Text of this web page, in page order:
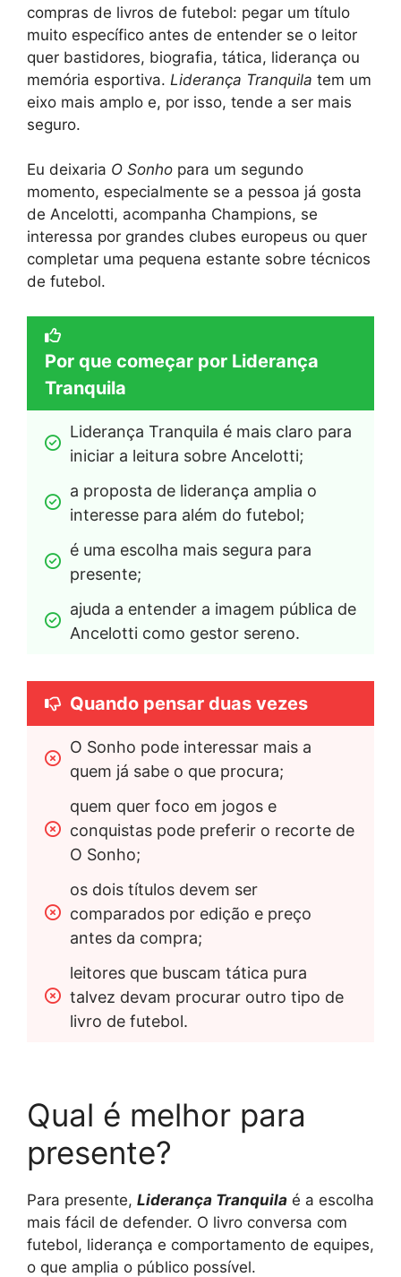
compras de livros de futebol: pegar um título
muito específico antes de entender se o leitor
quer bastidores, biografia, tática, liderança ou
memória esportiva. Liderança Tranquila tem um
eixo mais amplo e, por isso, tende a ser mais
seguro.
Eu deixaria O Sonho para um segundo
momento, especialmente se a pessoa já gosta
de Ancelotti, acompanha Champions, se
interessa por grandes clubes europeus ou quer
completar uma pequena estante sobre técnicos
de futebol.
Por que começar por Liderança
Tranquila
Liderança Tranquila é mais claro para
iniciar a leitura sobre Ancelotti;
a proposta de liderança amplia o
interesse para além do futebol;
é uma escolha mais segura para
presente;
ajuda a entender a imagem pública de
Ancelotti como gestor sereno.
Quando pensar duas vezes
O Sonho pode interessar mais a
quem já sabe o que procura;
quem quer foco em jogos e
conquistas pode preferir o recorte de
O Sonho;
os dois títulos devem ser
comparados por edição e preço
antes da compra;
leitores que buscam tática pura
talvez devam procurar outro tipo de
livro de futebol.
Qual é melhor para
presente?
Para presente, Liderança Tranquila é a escolha
mais fácil de defender. O livro conversa com
futebol, liderança e comportamento de equipes,
o que amplia o público possível.